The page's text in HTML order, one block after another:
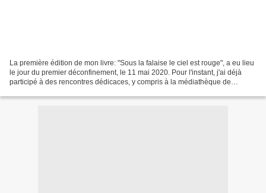
La première édition de mon livre: "Sous la falaise le ciel est rouge", a eu lieu
le jour du premier déconfinement, le 11 mai 2020. Pour l'instant, j'ai déjà
participé à des rencontres dédicaces, y compris à la médiathèque de